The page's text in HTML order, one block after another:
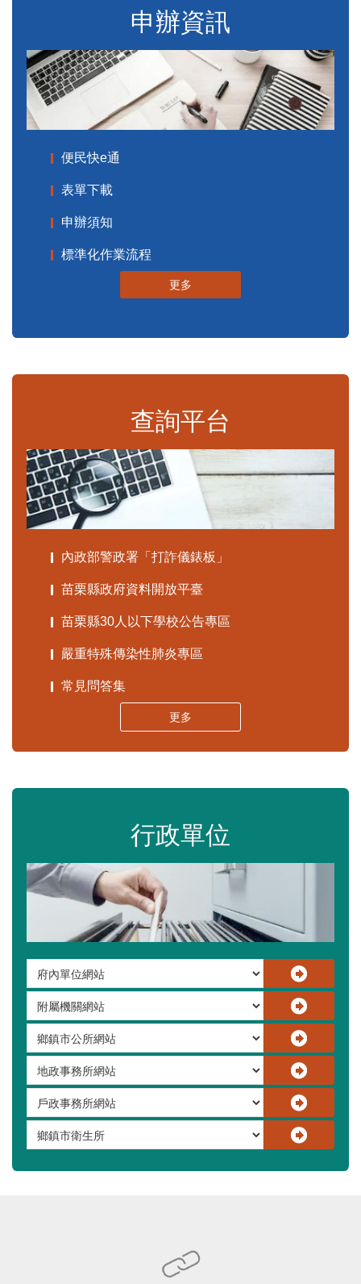
申辦資訊
便民快e通
表單下載
申辦須知
標準化作業流程
更多
查詢平台
內政部警政署「打詐儀錶板」
苗栗縣政府資料開放平臺
苗栗縣30人以下學校公告專區
嚴重特殊傳染性肺炎專區
常見問答集
更多
行政單位